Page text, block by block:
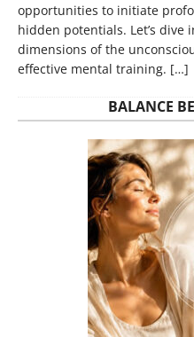
opportunities to initiate
hidden potentials. Let’s dive
dimensions of the
effective mental training. […]
BALANCE